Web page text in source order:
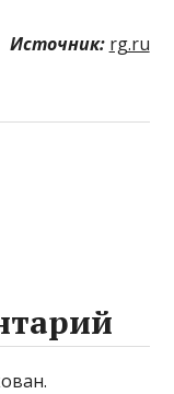
Источник: rg.ru